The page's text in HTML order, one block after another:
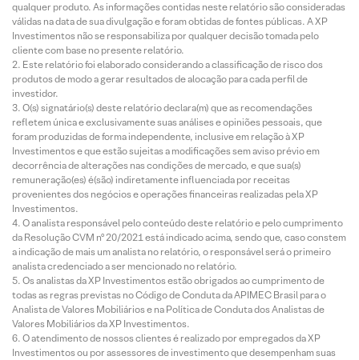
qualquer produto. As informações contidas neste relatório são consideradas
válidas na data de sua divulgação e foram obtidas de fontes públicas. A XP
Investimentos não se responsabiliza por qualquer decisão tomada pelo
cliente com base no presente relatório.
Este relatório foi elaborado considerando a classificação de risco dos
produtos de modo a gerar resultados de alocação para cada perfil de
investidor.
O(s) signatário(s) deste relatório declara(m) que as recomendações
refletem única e exclusivamente suas análises e opiniões pessoais, que
foram produzidas de forma independente, inclusive em relação à XP
Investimentos e que estão sujeitas a modificações sem aviso prévio em
decorrência de alterações nas condições de mercado, e que sua(s)
remuneração(es) é(são) indiretamente influenciada por receitas
provenientes dos negócios e operações financeiras realizadas pela XP
Investimentos.
O analista responsável pelo conteúdo deste relatório e pelo cumprimento
da Resolução CVM nº 20/2021 está indicado acima, sendo que, caso constem
a indicação de mais um analista no relatório, o responsável será o primeiro
analista credenciado a ser mencionado no relatório.
Os analistas da XP Investimentos estão obrigados ao cumprimento de
todas as regras previstas no Código de Conduta da APIMEC Brasil para o
Analista de Valores Mobiliários e na Política de Conduta dos Analistas de
Valores Mobiliários da XP Investimentos.
O atendimento de nossos clientes é realizado por empregados da XP
Investimentos ou por assessores de investimento que desempenham suas